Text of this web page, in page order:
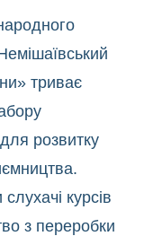
триває
розвитку
курсів
з переробки